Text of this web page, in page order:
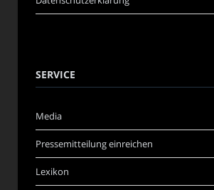
SERVICE
Media
Pressemitteilung einreichen
Lexikon